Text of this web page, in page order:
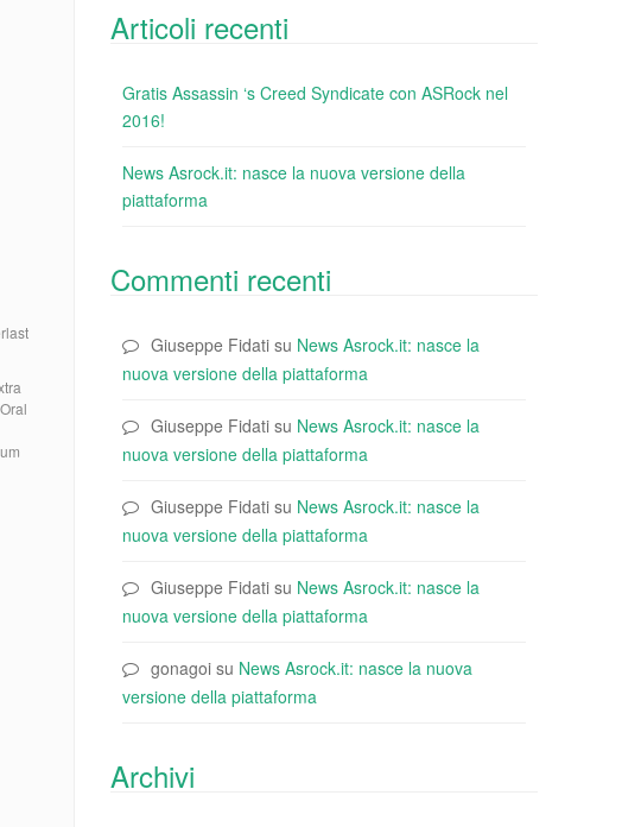
Articoli recenti
Gratis Assassin ‘s Creed Syndicate con ASRock nel
2016!
News Asrock.it: nasce la nuova versione della
piattaforma
Commenti recenti
Giuseppe Fidati su News Asrock.it: nasce la
nuova versione della piattaforma
Giuseppe Fidati su News Asrock.it: nasce la
nuova versione della piattaforma
Giuseppe Fidati su News Asrock.it: nasce la
nuova versione della piattaforma
Giuseppe Fidati su News Asrock.it: nasce la
nuova versione della piattaforma
gonagoi su News Asrock.it: nasce la nuova
versione della piattaforma
Archivi